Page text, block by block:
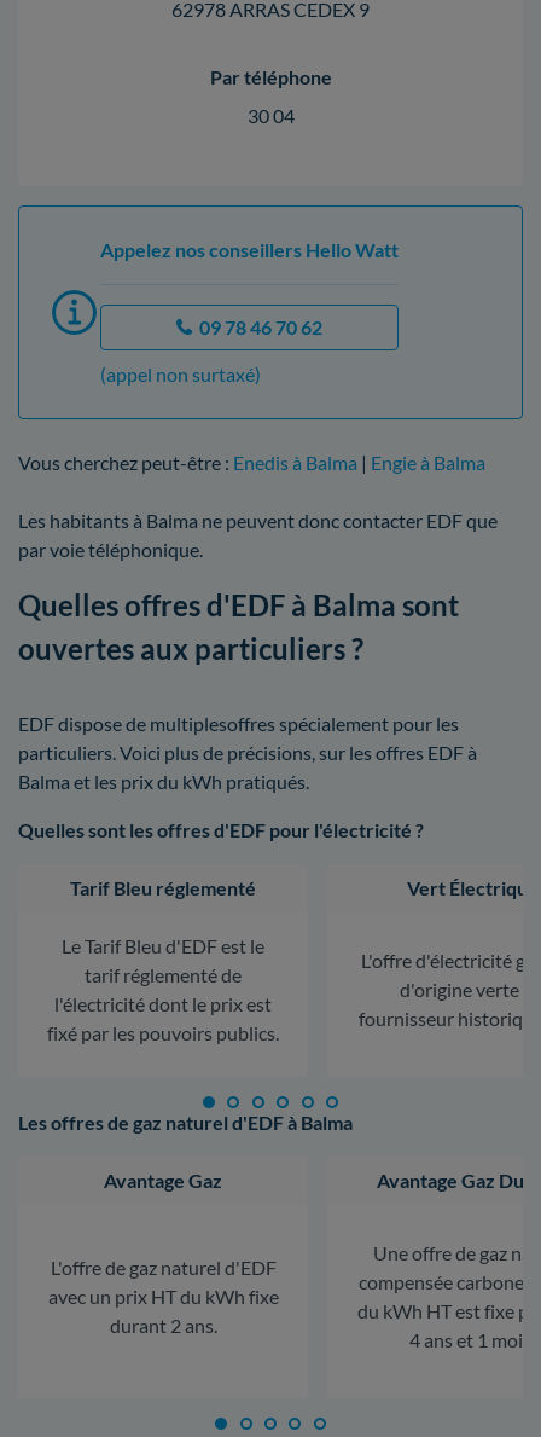
62978 ARRAS CEDEX 9
Par téléphone
30 04
Appelez nos conseillers Hello Watt
09 78 46 70 62
(appel non surtaxé)
Vous cherchez peut-être : Enedis à Balma | Engie à Balma
Les habitants à Balma ne peuvent donc contacter EDF que
par voie téléphonique.
Quelles offres d'EDF à Balma sont
ouvertes aux particuliers ?
EDF dispose de multiplesoffres spécialement pour les
particuliers. Voici plus de précisions, sur les offres EDF à
Balma et les prix du kWh pratiqués.
Quelles sont les offres d'EDF pour l'électricité ?
Tarif Bleu réglementé
Le Tarif Bleu d'EDF est le
tarif réglementé de
l'électricité dont le prix est
fixé par les pouvoirs publics.
Vert Électrique
L'offre d'électricité
d'origine verte
fournisseur
Les offres de gaz naturel d'EDF à Balma
Avantage Gaz
L'offre de gaz naturel d'EDF
avec un prix HT du kWh fixe
durant 2 ans.
Avantage Gaz
Une offre de gaz
compensée carbone.
du kWh HT est fixe
4 ans et 1 mois.